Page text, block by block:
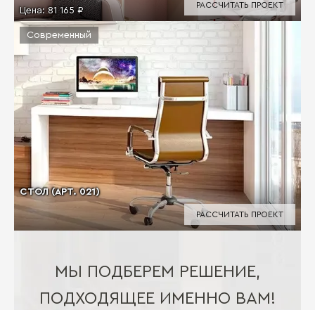
Цена:81 165 ₽
РАССЧИТАТЬ ПРОЕКТ
СТОЛ (АРТ. 021)
Современный
РАССЧИТАТЬ ПРОЕКТ
МЫ ПОДБЕРЕМ РЕШЕНИЕ,
ПОДХОДЯЩЕЕ ИМЕННО ВАМ!